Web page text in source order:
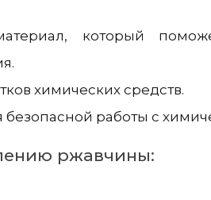
который
химических средств.
работы с
ржавчины: